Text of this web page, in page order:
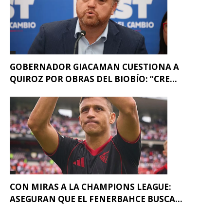
GOBERNADOR GIACAMAN CUESTIONA A
QUIROZ POR OBRAS DEL BIOBÍO: “CRE...
CON MIRAS A LA CHAMPIONS LEAGUE:
ASEGURAN QUE EL FENERBAHCE BUSCA...